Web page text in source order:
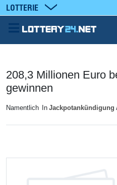
LOTTERIE
208,3 Millionen Euro
gewinnen
Namentlich In Jackpotankündigung